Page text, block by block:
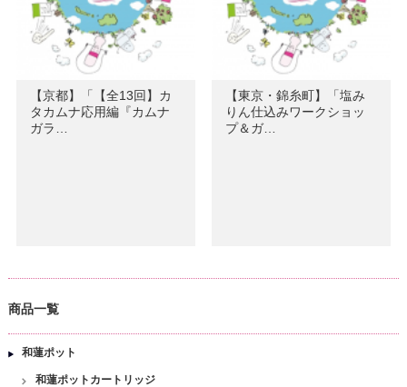
【京都】「【全13回】カ
タカムナ応用編『カムナ
ガラ…
【東京・錦糸町】「塩み
りん仕込みワークショッ
プ＆ガ…
商品一覧
和蓮ポット
和蓮ポットカートリッジ